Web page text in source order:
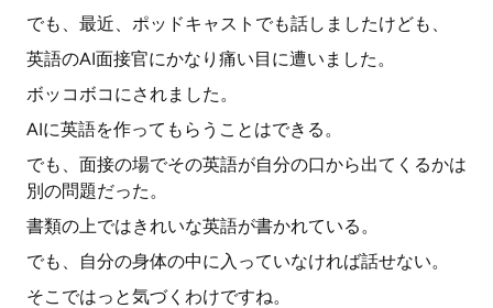
でも、最近、ポッドキャストでも話しましたけども、
英語のAI面接官にかなり痛い目に遭いました。
ボッコボコにされました。
AIに英語を作ってもらうことはできる。
でも、面接の場でその英語が自分の口から出てくるかは
別の問題だった。
書類の上ではきれいな英語が書かれている。
でも、自分の身体の中に入っていなければ話せない。
そこではっと気づくわけですね。